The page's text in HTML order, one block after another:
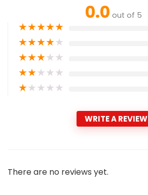
0.0 out of 5
★★★★★
★★★★★
★★★★★
★★★★★
★★★★★
WRITE A REVIEW
There are no reviews yet.